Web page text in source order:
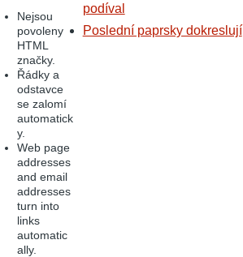
Nejsou
povoleny
HTML
značky.
Řádky a
odstavce
se zalomí
automatick
y.
Web page
addresses
and email
addresses
turn into
links
automatic
ally.
podíval
Poslední paprsky dokreslují